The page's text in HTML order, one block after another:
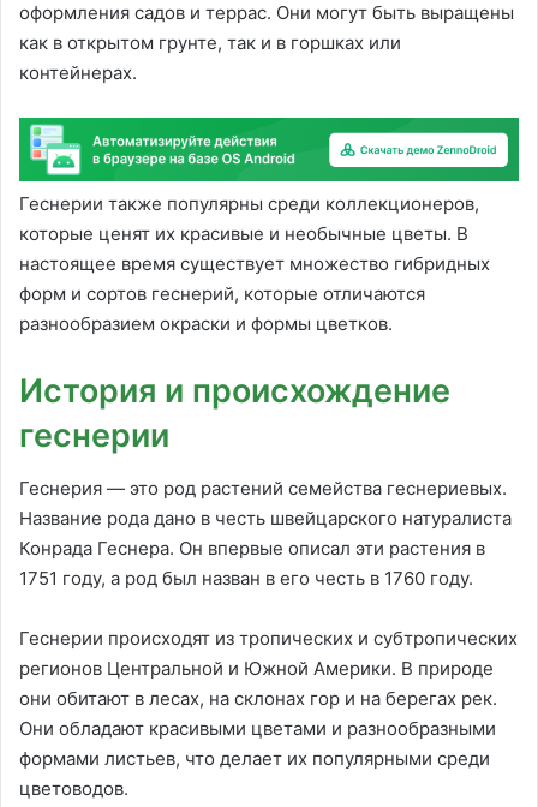
оформления садов и террас. Они могут быть выращены
как в открытом грунте, так и в горшках или
контейнерах.
Геснерии также популярны среди коллекционеров,
которые ценят их красивые и необычные цветы. В
настоящее время существует множество гибридных
форм и сортов геснерий, которые отличаются
разнообразием окраски и формы цветков.
История и происхождение
геснерии
Геснерия — это род растений семейства геснериевых.
Название рода дано в честь швейцарского натуралиста
Конрада Геснера. Он впервые описал эти растения в
1751 году, а род был назван в его честь в 1760 году.
Геснерии происходят из тропических и субтропических
регионов Центральной и Южной Америки. В природе
они обитают в лесах, на склонах гор и на берегах рек.
Они обладают красивыми цветами и разнообразными
формами листьев, что делает их популярными среди
цветоводов.